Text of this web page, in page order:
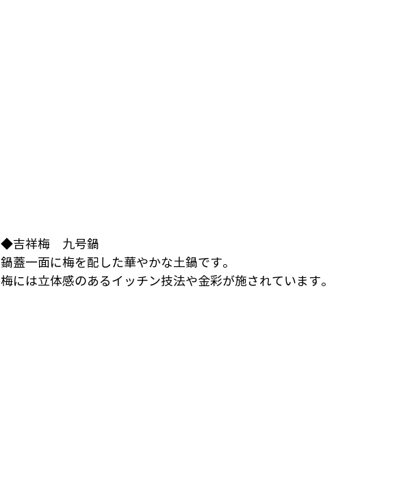
◆吉祥梅　九号鍋
鍋蓋一面に梅を配した華やかな土鍋です。
梅には立体感のあるイッチン技法や金彩が施されています。